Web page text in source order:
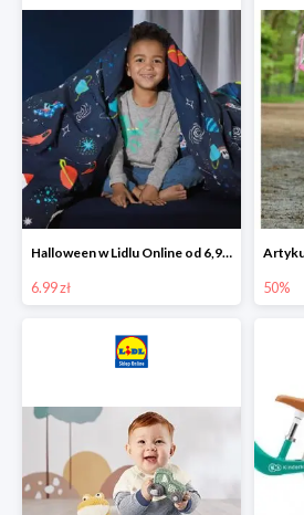
Halloween w Lidlu Online od 6,99 zł
6.99 zł 50%